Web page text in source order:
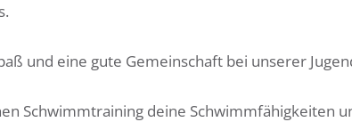
und eine gute Gemeinschaft bei unserer
Schwimmtraining deine Schwimmfähigkeiten